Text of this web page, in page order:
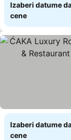
Izaberi datume
cene
Izaberi datume
cene